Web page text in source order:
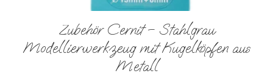
Zubehör Cernit – Stahlgrau
Modellierwerkzeug mit Kugelköpfen aus
Metall